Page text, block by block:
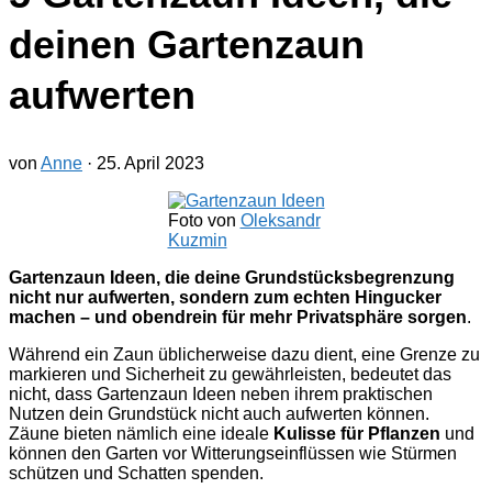
deinen Gartenzaun
aufwerten
von Anne · 25. April 2023
Foto von Oleksandr
Kuzmin
Gartenzaun Ideen, die deine Grundstücksbegrenzung
nicht nur aufwerten, sondern zum echten Hingucker
machen – und obendrein für mehr Privatsphäre sorgen.
Während ein Zaun üblicherweise dazu dient, eine Grenze zu
markieren und Sicherheit zu gewährleisten, bedeutet das
nicht, dass Gartenzaun Ideen neben ihrem praktischen
Nutzen dein Grundstück nicht auch aufwerten können.
Zäune bieten nämlich eine ideale Kulisse für Pflanzen und
können den Garten vor Witterungseinflüssen wie Stürmen
schützen und Schatten spenden.